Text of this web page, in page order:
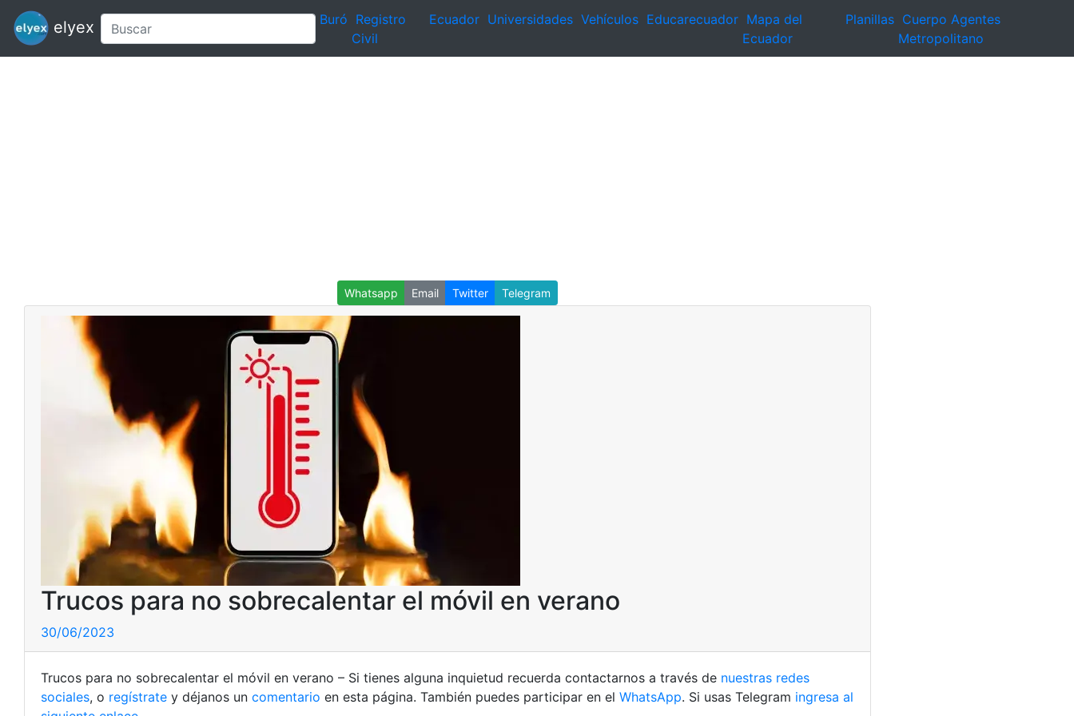
elyex Buró Registro
Civil
Ecuador Universidades Vehículos Educarecuador Mapa del
Ecuador
Planillas Cuerpo Agentes
Metropolitano
Whatsapp Email Twitter Telegram
Trucos para no sobrecalentar el móvil en verano
30/06/2023
Trucos para no sobrecalentar el móvil en verano – Si tienes alguna inquietud recuerda contactarnos a través de nuestras redes
sociales, o regístrate y déjanos un comentario en esta página. También puedes participar en el WhatsApp. Si usas Telegram ingresa al